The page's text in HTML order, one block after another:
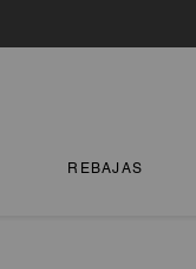
REBAJAS